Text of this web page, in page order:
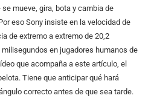
mueve, gira, bota y cambia de
eso Sony insiste en la velocidad de
de extremo a extremo de 20,2
en jugadores humanos de
que acompaña a este artículo, el
Tiene que anticipar qué hará
correcto antes de que sea tarde.